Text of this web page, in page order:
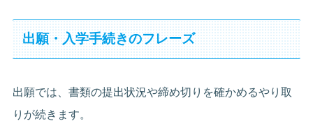
出願・入学手続きのフレーズ
出願では、書類の提出状況や締め切りを確かめるやり取
りが続きます。